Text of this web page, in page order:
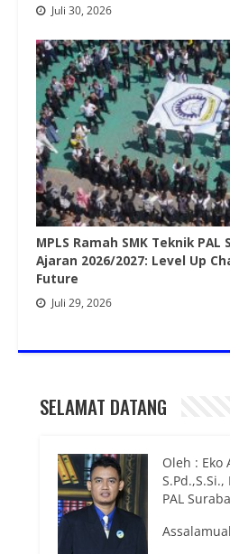
Juli 30, 2026
MPLS Ramah SMK Teknik
Ajaran 2026/2027: Level Up
Future
Juli 29, 2026
SELAMAT DATANG
Oleh : Eko
PAL